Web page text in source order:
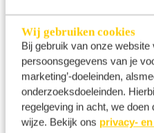
Wij gebruiken cookies
Bij gebruik van onze
persoonsgegevens van je
marketing’-doeleinden,
onderzoeksdoeleinden.
regelgeving in acht, we doen
wijze. Bekijk ons privacy-